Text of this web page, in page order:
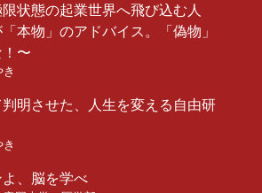
状態の起業世界へ飛び込む人
本物」のアドバイス。「偽物」
〜
判明させた、人生を変える自由研
、脳を学べ